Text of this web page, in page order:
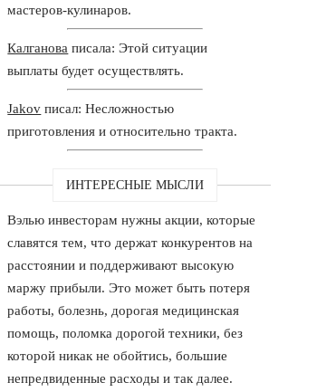
мастеров-кулинаров.
Калганова писала: Этой ситуации
выплаты будет осуществлять.
Jakov писал: Несложностью
приготовления и относительно тракта.
ИНТЕРЕСНЫЕ МЫСЛИ
Вэлью инвесторам нужны акции, которые
славятся тем, что держат конкурентов на
расстоянии и поддерживают высокую
маржу прибыли. Это может быть потеря
работы, болезнь, дорогая медицинская
помощь, поломка дорогой техники, без
которой никак не обойтись, большие
непредвиденные расходы и так далее.